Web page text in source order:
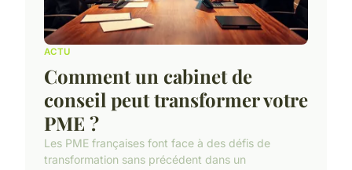
ACTU
Comment un cabinet de
conseil peut transformer votre
PME ?
Les PME françaises font face à des défis de
transformation sans précédent dans un